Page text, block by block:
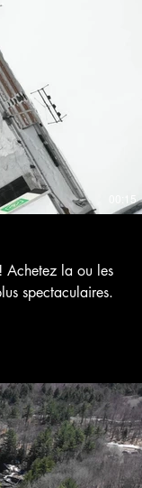
00:15
Achetez la ou les
spectaculaires.